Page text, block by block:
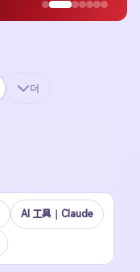
더
Al 工具｜Claude